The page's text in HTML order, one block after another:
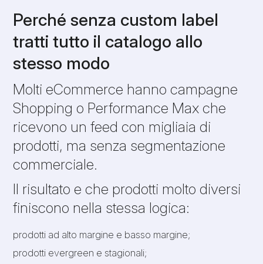
Perché senza custom label
tratti tutto il catalogo allo
stesso modo
Molti eCommerce hanno campagne
Shopping o Performance Max che
ricevono un feed con migliaia di
prodotti, ma senza segmentazione
commerciale.
Il risultato e che prodotti molto diversi
finiscono nella stessa logica:
prodotti ad alto margine e basso margine;
prodotti evergreen e stagionali;